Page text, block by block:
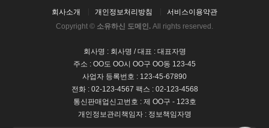
회사소개 개인정보처리방침
서비스이용약관
Copyright © 소유하신 도메인. All rights reserved.
회사명 : 회사명 / 대표 : 대표자명
주소 : OO도 OO시 OO구 OO동 123-45
사업자 등록번호 : 123-45-67890
전화 : 02-123-4567 팩스 : 02-123-4568
통신판매업신고번호 : 제 OO구 - 123호
개인정보관리책임자 : 정보책임자명